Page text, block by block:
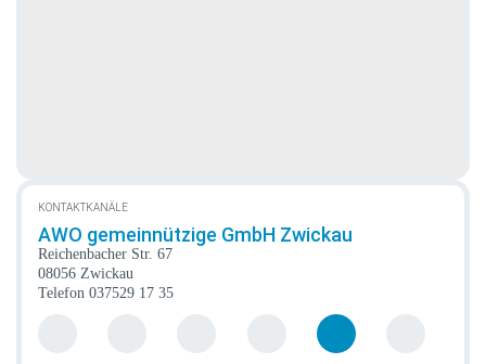
KONTAKTKANÄLE
AWO gemeinnützige GmbH Zwickau
Reichenbacher Str. 67
08056 Zwickau
Telefon 037529 17 35